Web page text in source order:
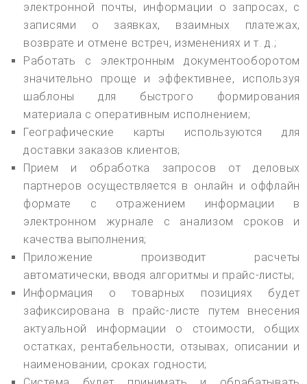
электронной почты, информации о запросах, с
записями о заявках, взаимных платежах,
возврате и отмене встреч, изменениях и т. д.;
Работать с электронным документооборотом
значительно проще и эффективнее, используя
шаблоны для быстрого формирования
материала с оперативным исполнением;
Географические карты используются для
доставки заказов клиентов;
Прием и обработка запросов от деловых
партнеров осуществляется в онлайн и оффлайн
формате с отражением информации в
электронном журнале с анализом сроков и
качества выполнения;
Приложение производит расчеты
автоматически, вводя алгоритмы и прайс-листы;
Информация о товарных позициях будет
зафиксирована в прайс-листе путем внесения
актуальной информации о стоимости, общих
остатках, рентабельности, отзывах, описании и
наименовании, сроках годности;